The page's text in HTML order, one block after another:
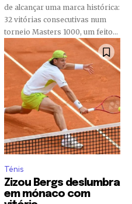
de alcançar uma marca histórica:
32 vitórias consecutivas num
torneio Masters 1000, um feito...
Ténis
Zizou Bergs deslumbra
em mónaco com